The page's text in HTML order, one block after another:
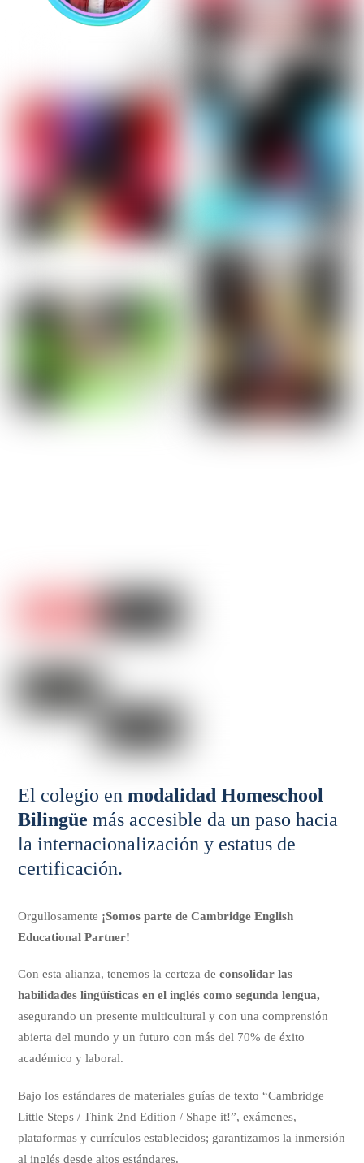
El colegio enmodalidad Homeschool
Bilingüe más accesible da un paso hacia
la internacionalización y estatus de
certificación.
Orgullosamente ¡Somos parte de Cambridge English
Educational Partner!
Con esta alianza, tenemos la certeza deconsolidar las
habilidades lingüísticas en el inglés como segunda lengua,
asegurando un presente multicultural y con una comprensión
abierta del mundo y un futuro con más del 70% de éxito
académico y laboral.
Bajo los estándares de materiales guías de texto “Cambridge
Little Steps / Think 2nd Edition / Shape it!”, exámenes,
plataformas y currículos establecidos; garantizamos la inmersión
al inglés desde altos estándares.